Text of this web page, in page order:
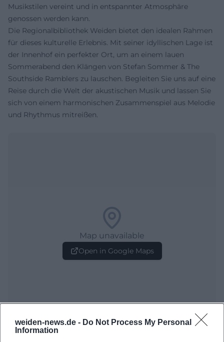
weiden-news.de - Do Not Process My Personal
Information
Musikstilen vereint und in entspannter Atmosphäre
genossen werden kann.
Die Regionalbibliothek Weiden bietet den idealen Rahmen
für dieses kulturelle Erlebnis. Mit seiner idyllischen Lage ist
der Innenhof ein perfekter Ort, um an einem lauen
Sommerabend den Klängen von Stefan Sommer & The
Southside Ramblers zu lauschen. Begleiten Sie uns auf eine
Reise durch die Welt der akustischen Musik und lassen Sie
sich von einem harmonischen Zusammenspiel aus Melodie
und Rhythmus mitreißen.
Map unavailable
Open in Google Maps